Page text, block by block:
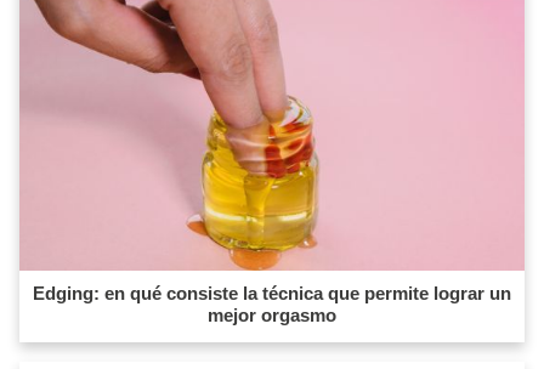
Edging: en qué consiste la técnica que permite lograr un
mejor orgasmo